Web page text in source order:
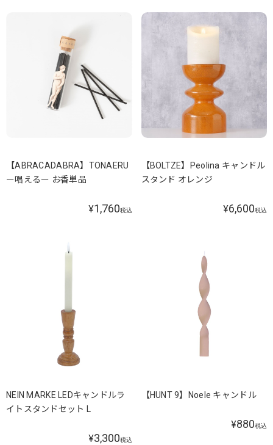
【ABRACADABRA】TONAERU
ー唱えるー お香単品
¥1,760税込
【BOLTZE】Peolina キャンドル
スタンド オレンジ
¥6,600税込
NEIN MARKE LEDキャンドルラ
イトスタンドセット L
¥3,300税込
【HUNT 9】Noele キャンドル
¥880税込